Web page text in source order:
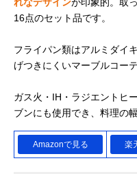
16点のセット品です。
フライパン類はアルミダイ
げつきにくいマーブルコー
ガス火・IH・ラジエントヒ
ブンにも使用でき、料理の
Amazonで見る 楽